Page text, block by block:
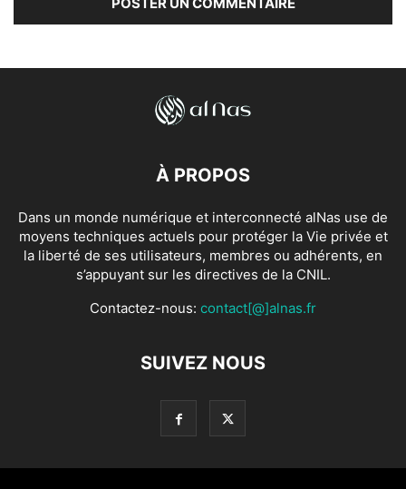
À PROPOS
Dans un monde numérique et interconnecté alNas use de
moyens techniques actuels pour protéger la Vie privée et
la liberté de ses utilisateurs, membres ou adhérents, en
s’appuyant sur les directives de la CNIL.
Contactez-nous: contact[@]alnas.fr
SUIVEZ NOUS